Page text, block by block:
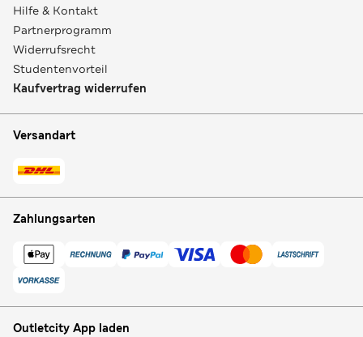
Hilfe & Kontakt
Partnerprogramm
Widerrufsrecht
Studentenvorteil
Kaufvertrag widerrufen
Versandart
Zahlungsarten
Outletcity App laden